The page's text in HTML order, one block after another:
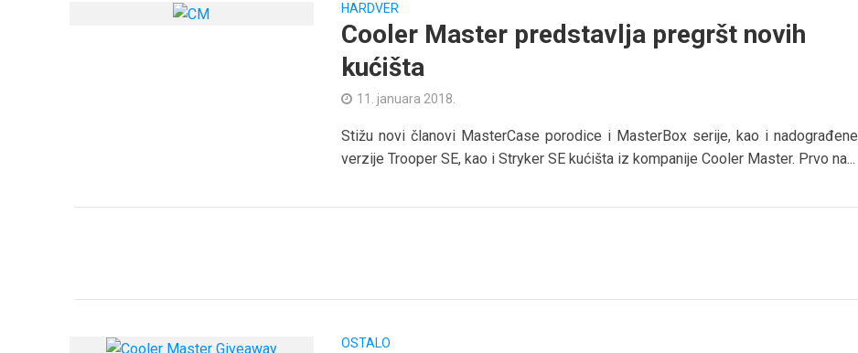
HARDVER
Cooler Master predstavlja pregršt novih
kućišta
11. januara 2018.
Stižu novi članovi MasterCase porodice i MasterBox serije, kao i nadograđene
verzije Trooper SE, kao i Stryker SE kućišta iz kompanije Cooler Master. Prvo na...
OSTALO